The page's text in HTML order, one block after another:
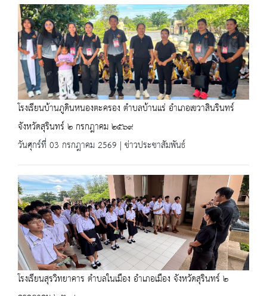
โรงเรียนบ้านภูดินหนองตะครอง ตำบลบ้านแร่ อำเภอเขวาสินรินทร์
จังหวัดสุรินทร์ ๒ กรกฎาคม ๒๕๖๙
วันศุกร์ที่ 03 กรกฎาคม 2569 | ข่าวประชาสัมพันธ์
โรงเรียนสุรวิทยาคาร ตำบลในเมือง อำเภอเมือง จังหวัดสุรินทร์ ๒